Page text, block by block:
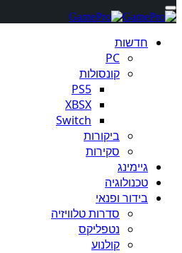
חדשות
PC
קונסולות
PS5
XBSX
Switch
ביקורות
סקירות
גיימינג
טכנולוגיה
בידור ופנאי
סדרות טלוויזיה
נטפליקס
קולנוע